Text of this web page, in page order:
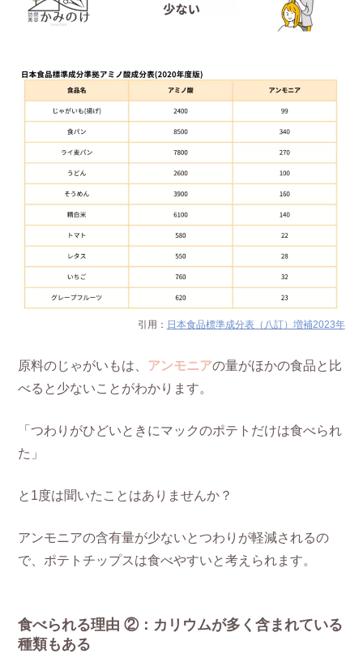
引用： 日本食品標準成分表（八訂）増補2023年
原料のじゃがいもは、 アンモニアの量がほかの食品と比
べると少ないことがわかります。
「つわりがひどいときにマックのポテトだけは食べられ
た」
と1度は聞いたことはありませんか？
アンモニアの含有量が少ないとつわりが軽減されるの
で、ポテトチップスは食べやすいと考えられます。
食べられる理由 ②：カリウムが多く含まれている
種類もある